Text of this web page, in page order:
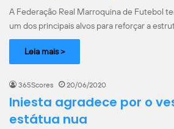
A Federação Real Marroquina de Futebol
um dos principais alvos para reforçar a
Leia mais >
365Scores 20/06/2020
Iniesta agradece por o
estátua nua